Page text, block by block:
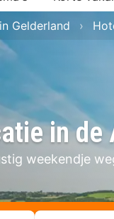
in de
weekendje
Gelderland